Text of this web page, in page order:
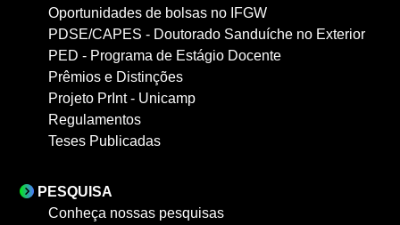
Oportunidades de bolsas no IFGW
PDSE/CAPES - Doutorado Sanduíche no Exterior
PED - Programa de Estágio Docente
Prêmios e Distinções
Projeto PrInt - Unicamp
Regulamentos
Teses Publicadas
PESQUISA
Conheça nossas pesquisas